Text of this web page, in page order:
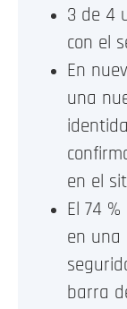
3 de 4
con el
En
una
en el
El 74
en una
barra